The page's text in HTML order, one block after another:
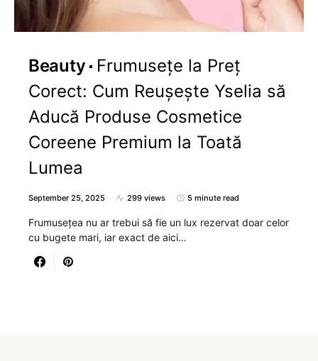
Beauty
Frumusețe la Preț
Corect: Cum Reușește Yselia să
Aducă Produse Cosmetice
Coreene Premium la Toată
Lumea
September 25, 2025 299 views 5 minute read
Frumusețea nu ar trebui să fie un lux rezervat doar celor
cu bugete mari, iar exact de aici…